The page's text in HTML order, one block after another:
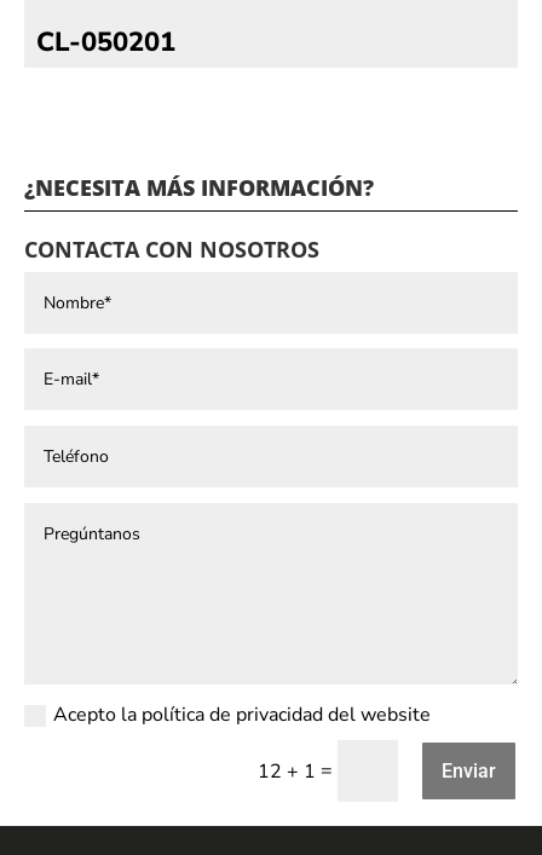
CL-050201
¿NECESITA MÁS INFORMACIÓN?
CONTACTA CON NOSOTROS
Acepto la política de privacidad del website
12 + 1 = Enviar